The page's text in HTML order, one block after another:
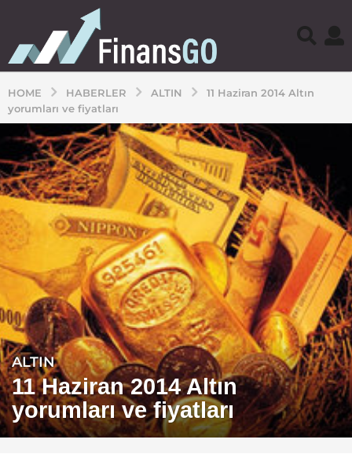
HOME HABERLER ALTIN
11 Haziran 2014 Altın
yorumları ve fiyatları
1
2
y
ı
l
ALTIN
11 Haziran 2014 Altın
yorumları ve fiyatları